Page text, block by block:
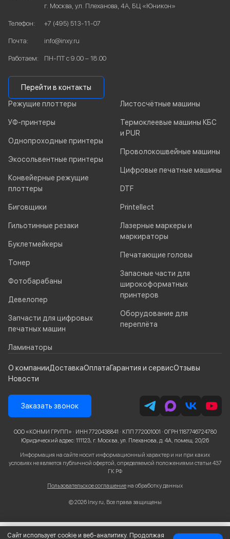
Режущие плоттеры
УФ-принтеры
Однопроходные принтеры
Экосольвентные принтеры
Конвейерные режущие
плоттеры
Биговщики
Гильотинные резаки
Буклетмейкеры
Тонер
Фотобарабаны
Девелопер
Запчасти для цифровых
печатных машин
Ламинаторы
Листосчётные машины
Термоклеевые машины КБС
и PUR
Проволокошвейные машины
Цифровые печатные машины
DTF
Printellect
Лазерные маркеры и
маркираторы
Печатающие головы
Запасные части для
широкоформатных
принтеров
Оборудование для
переплёта
О компанииДоставкаОплатаГарантия и сервисОтзывы
Новости
г. Москва, ул. Плеханова, 4А, БЦ «Юникон»
Телефон: +7 (495) 513-11-07
Почта: info@inxy.ru
Работаем: ПН-ПТ с 9.00 – 18.00
Перейти в контакты
Заказать звонок
ООО «КОНМИ ГРУПП» · ИНН 7720438841 · КПП 772001001 · ОГРН 1187746724780
Юридический адрес: 111123, г. Москва, ул. Плеханова, д. 4А, помещ. 20/26
Информация на сайте носит информационный характер и ни при каких
условиях не является публичной офертой, определяемой положениями статьи 437
ГК РФ
Пользовательское соглашение на обработку данных
© 2026 Inxy.ru, Все права защищены
Сайт использует cookie и веб-аналитику. Продолжая